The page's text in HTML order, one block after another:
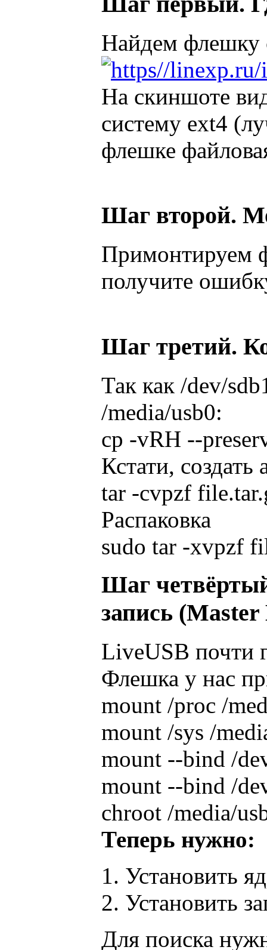
Найдем
На скиншоте
систему ext4
флешке
Шаг второй.
Примонтируем
получите
Шаг третий.
Так как /dev/
/media/usb0:
cp -vRH --
Кстати,
tar -cvpzf
Распаковка
sudo tar -xvpzf
Шаг
запись
LiveUSB почти
Флешка у нас
mount /proc /
mount /sys /
mount --bind /
mount --bind /
chroot /media/
Теперь нужно:
Установить
Установить
Для поиска